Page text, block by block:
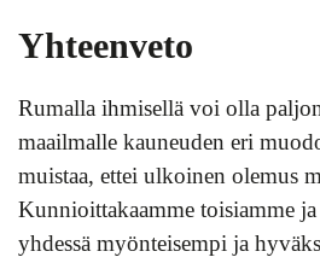
Yhteenveto
Rumalla ihmisellä voi olla
maailmalle kauneuden eri
muistaa, ettei ulkoinen olemus
Kunnioittakaamme toisiamme ja
yhdessä myönteisempi ja